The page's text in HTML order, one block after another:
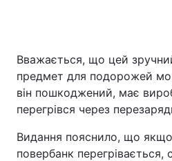
Вважається, що цей
предмет для подорожей
він пошкоджений, має
перегрівся через
Видання пояснило, що якщо
повербанк перегрівається,